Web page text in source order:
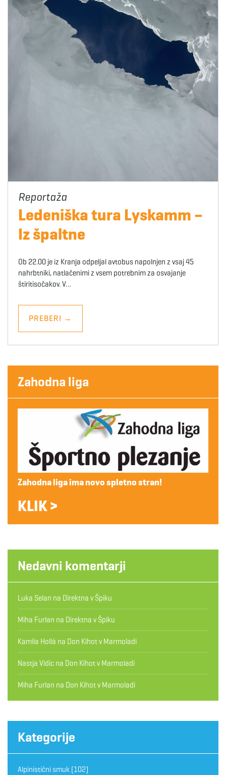
Ledeniška tura Lyskamm –
Iz špaltne
Ob 22.00 je iz Kranja odpeljal avtobus napolnjen z vsaj 45
nahrbtniki, natlačenimi z vsem potrebnim za osvajanje
štiritisočakov. V…
PREBERI →
Zahodna liga
Zahodna liga ima novo spletno stran!
KLIK >
Nedavni komentarji
Luka Selan na Direktna v Špiku
Miha Furlan na Direktna v Špiku
Kamila Hollá na Don Kihot v Marmoladi
Nastja Vidic na Don Kihot v Marmoladi
Miha Furlan na Don Kihot v Marmoladi
Kategorije
Alpinistični smuk (102)